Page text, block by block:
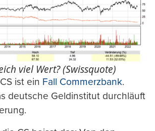
viel Wert? (Swissquote)
ist ein Fall Commerzbank.
deutsche Geldinstitut durchläuft